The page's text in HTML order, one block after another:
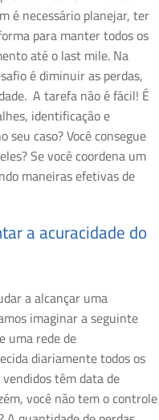
é necessário planejar, ter
para manter todos os
até o last mile. Na
é diminuir as perdas,
A tarefa não é fácil! É
identificação e
caso? Você consegue
Se você coordena um
maneiras efetivas de
a acuracidade do
a alcançar uma
imaginar a seguinte
uma rede de
diariamente todos os
têm data de
você não tem o controle